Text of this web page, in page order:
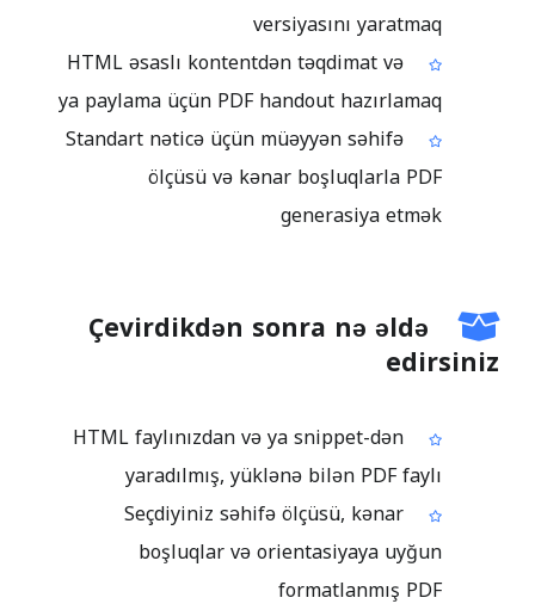
versiyasını yaratmaq
HTML əsaslı kontentdən təqdimat və
ya paylama üçün PDF handout hazırlamaq
Standart nəticə üçün müəyyən səhifə
ölçüsü və kənar boşluqlarla PDF
generasiya etmək
Çevirdikdən sonra nə əldə
edirsiniz
HTML faylınızdan və ya snippet-dən
yaradılmış, yüklənə bilən PDF faylı
Seçdiyiniz səhifə ölçüsü, kənar
boşluqlar və orientasiyaya uyğun
formatlanmış PDF